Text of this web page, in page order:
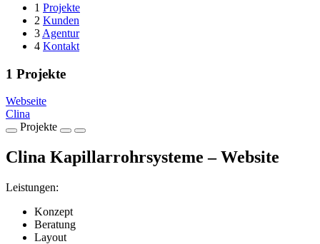
1 Projekte
2 Kunden
3 Agentur
4 Kontakt
1 Projekte
Webseite
Clina
Projekte
Clina Kapillarrohrsysteme – Website
Leistungen:
Konzept
Beratung
Layout